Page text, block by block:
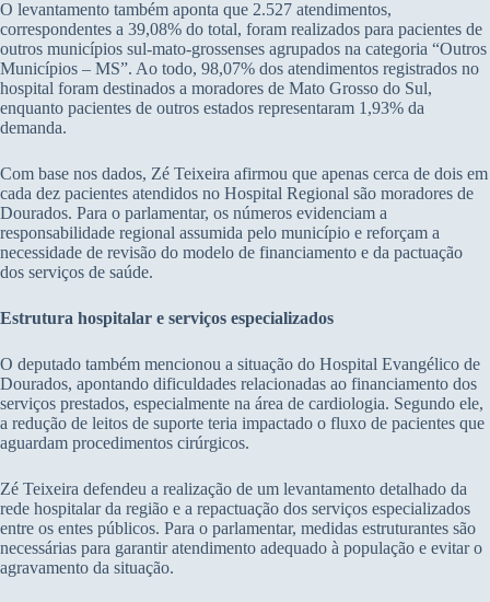
O levantamento também aponta que 2.527 atendimentos,
correspondentes a 39,08% do total, foram realizados para pacientes de
outros municípios sul-mato-grossenses agrupados na categoria “Outros
Municípios – MS”. Ao todo, 98,07% dos atendimentos registrados no
hospital foram destinados a moradores de Mato Grosso do Sul,
enquanto pacientes de outros estados representaram 1,93% da
demanda.
Com base nos dados, Zé Teixeira afirmou que apenas cerca de dois em
cada dez pacientes atendidos no Hospital Regional são moradores de
Dourados. Para o parlamentar, os números evidenciam a
responsabilidade regional assumida pelo município e reforçam a
necessidade de revisão do modelo de financiamento e da pactuação
dos serviços de saúde.
Estrutura hospitalar e serviços especializados
O deputado também mencionou a situação do Hospital Evangélico de
Dourados, apontando dificuldades relacionadas ao financiamento dos
serviços prestados, especialmente na área de cardiologia. Segundo ele,
a redução de leitos de suporte teria impactado o fluxo de pacientes que
aguardam procedimentos cirúrgicos.
Zé Teixeira defendeu a realização de um levantamento detalhado da
rede hospitalar da região e a repactuação dos serviços especializados
entre os entes públicos. Para o parlamentar, medidas estruturantes são
necessárias para garantir atendimento adequado à população e evitar o
agravamento da situação.